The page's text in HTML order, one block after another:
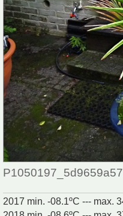
2017 min. -08.1ºC --- max.